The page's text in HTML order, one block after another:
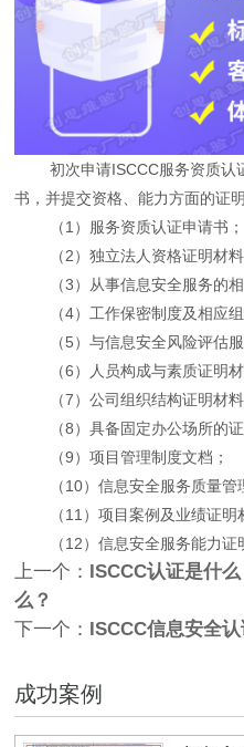
初次申请ISCCC服务资质认
书，并提交资格、能力方面的证
（1）服务资质认证申请书；
（2）独立法人资格证明材料
（3）从事信息安全服务的相
（4）工作保密制度及相应组
（5）与信息安全风险评估服
（6）人员构成与素质证明材
（7）公司组织结构证明材料
（8）具备固定办公场所的证
（9）项目管理制度文档；
（10）信息安全服务质量管
（11）项目案例及业绩证明
（12）信息安全服务能力证
上一个： ISCCC认证是什
么？
下一个： ISCCC信息安全
成功案例